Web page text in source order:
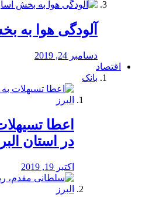
آلودگی هوا به
دسامبر 24, 2019
اقتصاد
بانک
️اعطا
در استان
اکتبر 19, 2019